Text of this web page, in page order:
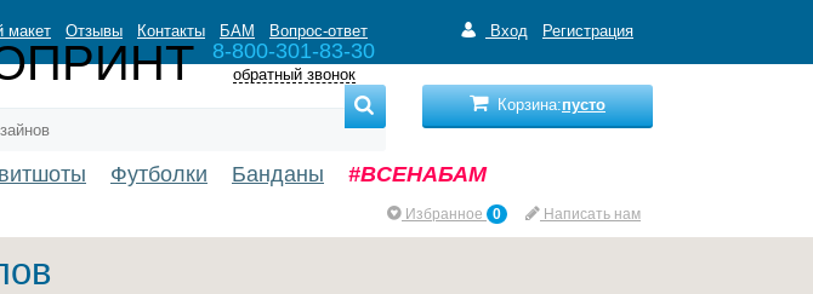
макет Отзывы Контакты БАМ Вопрос-ответ Вход Регистрация
8-800-301-83-30
обратный звонок
Корзина:пусто
Футболки Банданы #ВСЕНАБАМ
Избранное 0 Написать нам